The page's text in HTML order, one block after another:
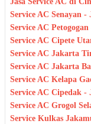
Service AC Senayan -
Service AC
Service AC Cipete
Service AC Jakarta
Service AC Jakarta
Service AC Kelapa
Service AC Cipedak -
Service AC Grogol
Service Kulkas